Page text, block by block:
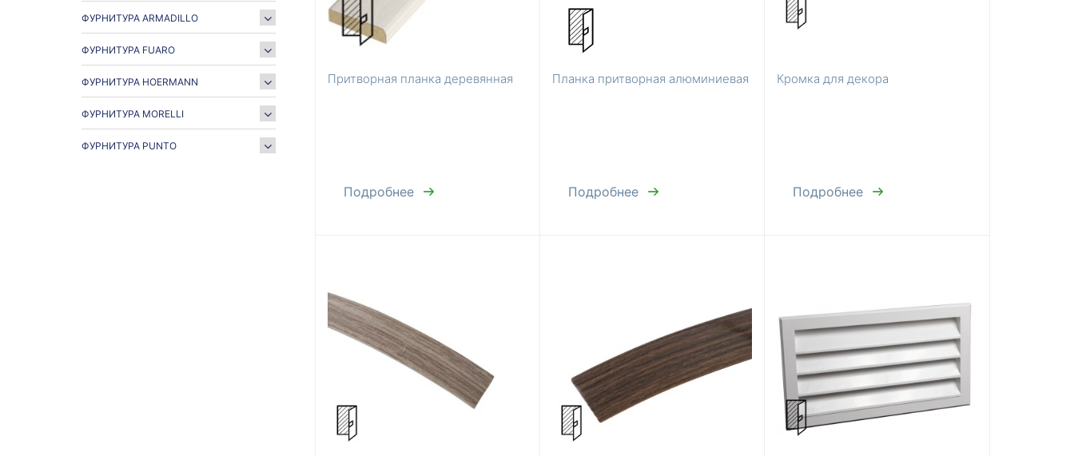
ФУРНИТУРА ARMADILLO
ФУРНИТУРА FUARO
ФУРНИТУРА HOERMANN
ФУРНИТУРА MORELLI
ФУРНИТУРА PUNTO
Притворная планка деревянная
Подробнее
Планка притворная алюминиевая
Подробнее
Кромка для декора
Подробнее